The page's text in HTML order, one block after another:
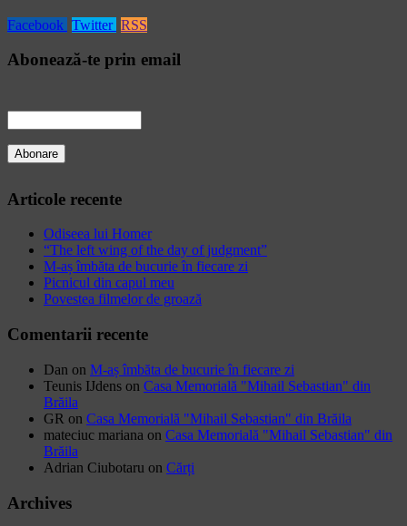
Facebook Twitter RSS
Abonează-te prin email
Articole recente
Odiseea lui Homer
“The left wing of the day of judgment”
M-aș îmbăta de bucurie în fiecare zi
Picnicul din capul meu
Povestea filmelor de groază
Comentarii recente
Dan on M-aș îmbăta de bucurie în fiecare zi
Teunis IJdens on Casa Memorială "Mihail Sebastian" din
Brăila
GR on Casa Memorială "Mihail Sebastian" din Brăila
mateciuc mariana on Casa Memorială "Mihail Sebastian" din
Brăila
Adrian Ciubotaru on Cărți
Archives